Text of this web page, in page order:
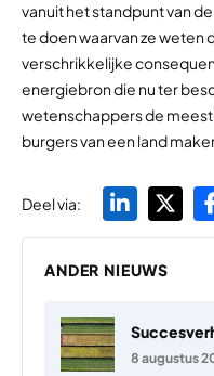
vanuit het standpunt van
te doen waarvan ze weten
verschrikkelijke
energiebron die nu ter
wetenschappers de
burgers van een land
Deel via:
ANDER NIEUWS
8 augustus